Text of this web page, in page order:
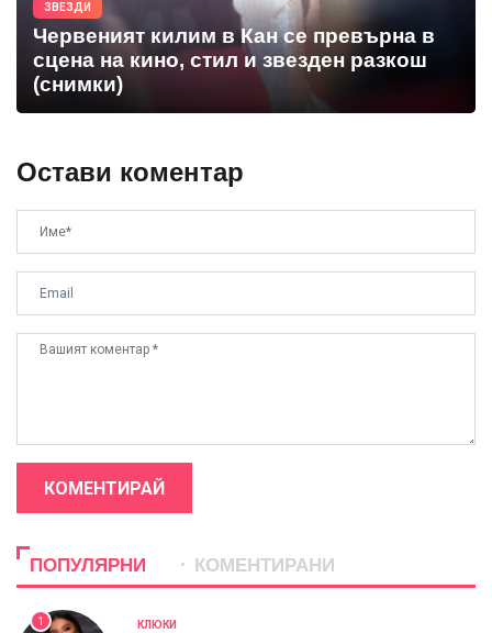
ЗВЕЗДИ
Червеният килим в Кан се превърна в
сцена на кино, стил и звезден разкош
(снимки)
Остави коментар
КОМЕНТИРАЙ
ПОПУЛЯРНИ КОМЕНТИРАНИ
1 КЛЮКИ